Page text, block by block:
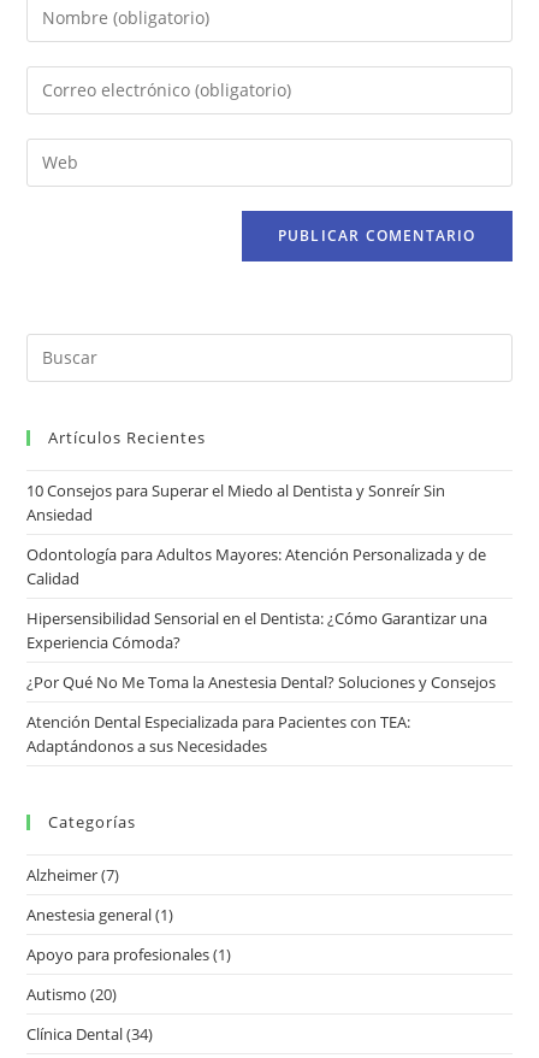
Artículos Recientes
10 Consejos para Superar el Miedo al Dentista y Sonreír Sin
Ansiedad
Odontología para Adultos Mayores: Atención Personalizada y de
Calidad
Hipersensibilidad Sensorial en el Dentista: ¿Cómo Garantizar una
Experiencia Cómoda?
¿Por Qué No Me Toma la Anestesia Dental? Soluciones y Consejos
Atención Dental Especializada para Pacientes con TEA:
Adaptándonos a sus Necesidades
Categorías
Alzheimer(7)
Anestesia general(1)
Apoyo para profesionales(1)
Autismo (20)
Clínica Dental(34)